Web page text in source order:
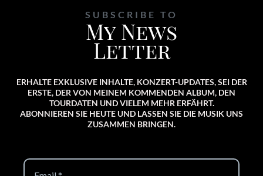
SUBSCRIBE TO
My News
Letter
ERHALTE EXKLUSIVE INHALTE, KONZERT-UPDATES, SEI DER
ERSTE, DER VON MEINEM KOMMENDEN ALBUM, DEN
TOURDATEN UND VIELEM MEHR ERFÄHRT.
ABONNIEREN SIE HEUTE UND LASSEN SIE DIE MUSIK UNS
ZUSAMMEN BRINGEN.